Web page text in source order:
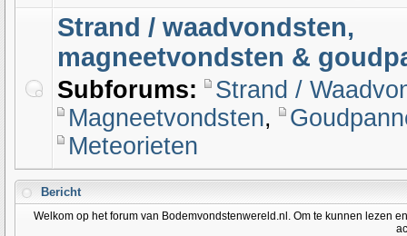
Strand / waadvondsten,
magneetvondsten &
Subforums:
Strand /
Magneetvondsten,
Meteorieten
Bericht
Welkom op het forum van Bodemvondstenwereld.nl. Om te kunnen lezen